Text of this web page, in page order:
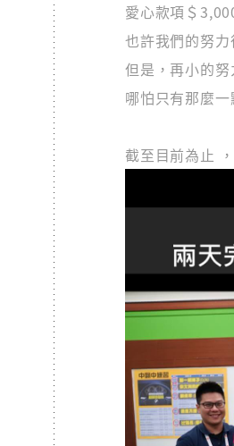
愛心款項＄
也許我們的努
但是，再小的
哪怕只有那麼一
截至目前為止